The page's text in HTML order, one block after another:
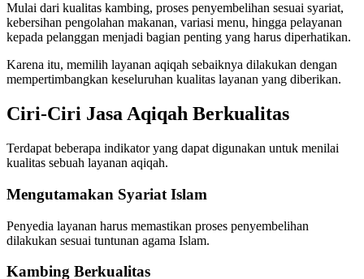
Mulai dari kualitas kambing, proses penyembelihan sesuai syariat,
kebersihan pengolahan makanan, variasi menu, hingga pelayanan
kepada pelanggan menjadi bagian penting yang harus diperhatikan.
Karena itu, memilih layanan aqiqah sebaiknya dilakukan dengan
mempertimbangkan keseluruhan kualitas layanan yang diberikan.
Ciri-Ciri Jasa Aqiqah Berkualitas
Terdapat beberapa indikator yang dapat digunakan untuk menilai
kualitas sebuah layanan aqiqah.
Mengutamakan Syariat Islam
Penyedia layanan harus memastikan proses penyembelihan
dilakukan sesuai tuntunan agama Islam.
Kambing Berkualitas